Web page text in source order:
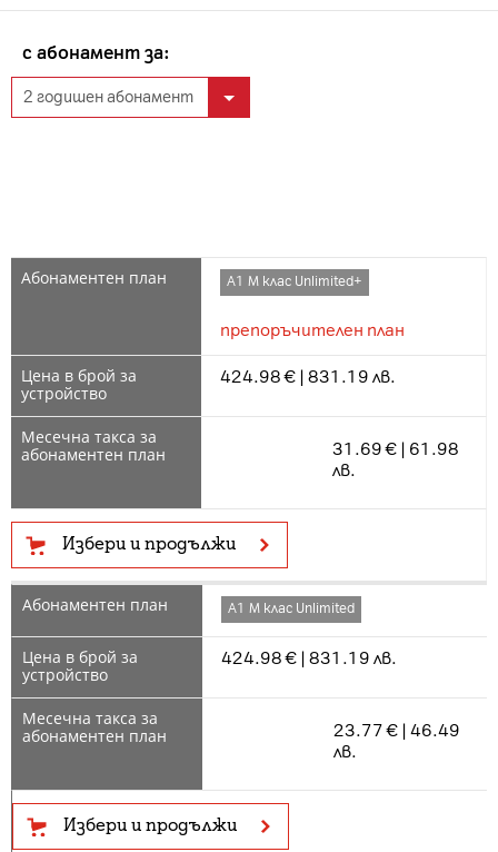
с абонамент за:
А1 М клас Unlimited+
препоръчителен план
424.98 € | 831.19 лв.
31.69 € | 61.98
лв.
Избери и продължи
А1 М клас Unlimited
424.98 € | 831.19 лв.
23.77 € | 46.49
лв.
Избери и продължи